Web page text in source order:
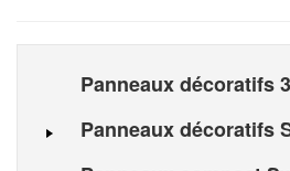
Panneaux décoratifs
Panneaux décoratifs